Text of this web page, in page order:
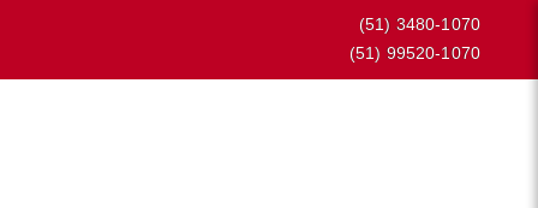
(51) 3480-1070
(51) 99520-1070